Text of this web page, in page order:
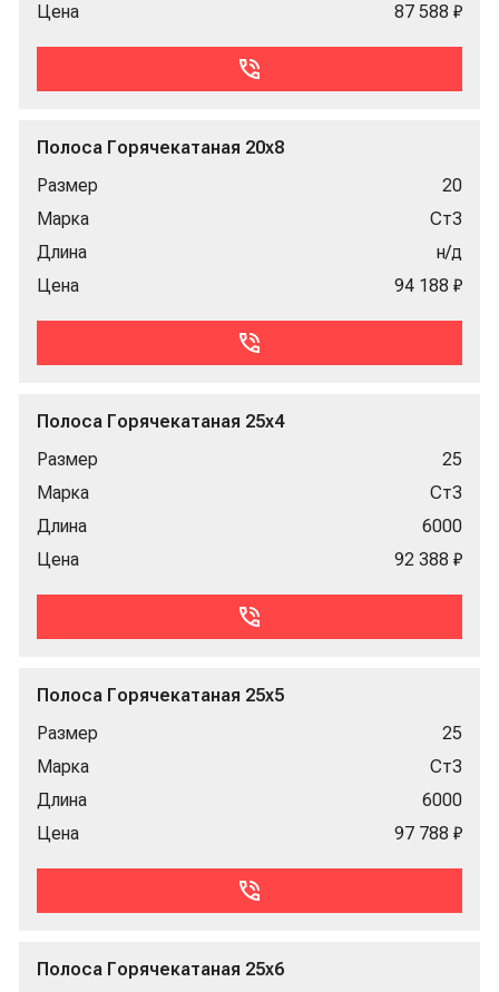
Цена
87 588 ₽
Полоса Горячекатаная 20x8
Размер
20
Марка
Ст3
Длина
н/д
Цена
94 188 ₽
Полоса Горячекатаная 25x4
Размер
25
Марка
Ст3
Длина
6000
Цена
92 388 ₽
Полоса Горячекатаная 25x5
Размер
25
Марка
Ст3
Длина
6000
Цена
97 788 ₽
Полоса Горячекатаная 25x6